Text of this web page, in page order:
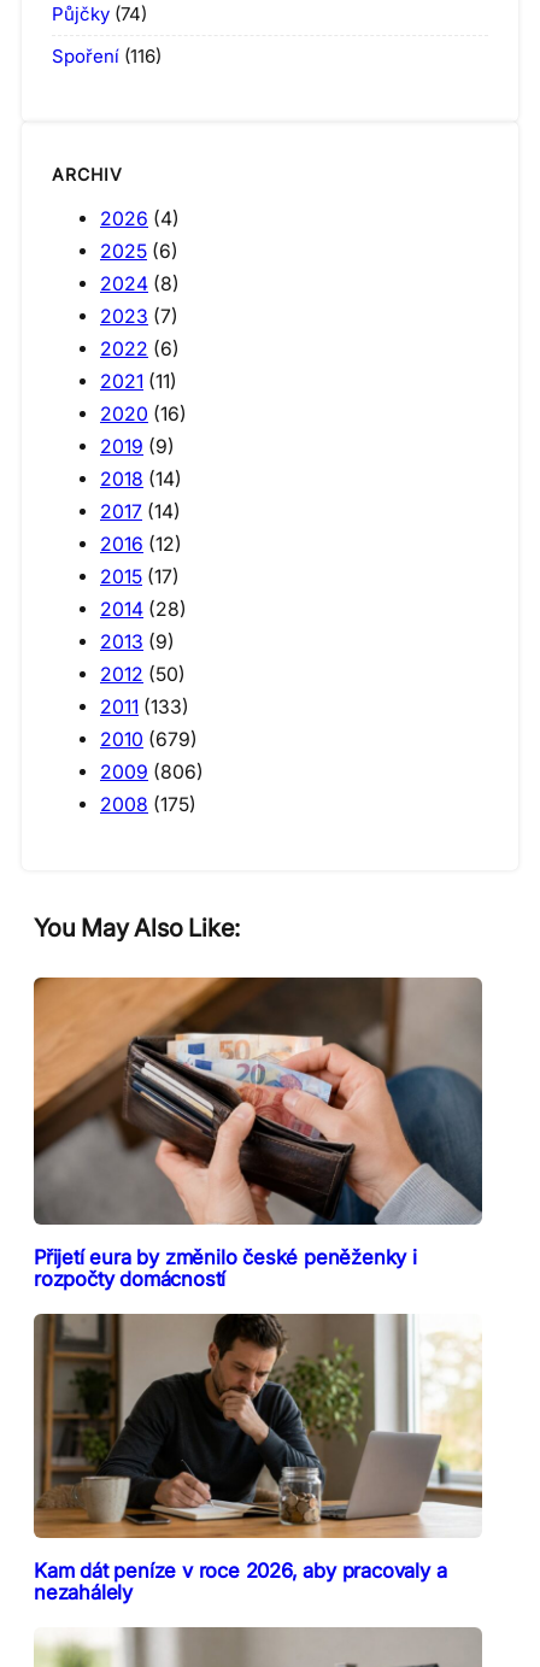
Půjčky (74)
Spoření (116)
ARCHIV
2026 (4)
2025 (6)
2024 (8)
2023 (7)
2022 (6)
2021 (11)
2020 (16)
2019 (9)
2018 (14)
2017 (14)
2016 (12)
2015 (17)
2014 (28)
2013 (9)
2012 (50)
2011 (133)
2010 (679)
2009 (806)
2008 (175)
You May Also Like:
Přijetí eura by změnilo české peněženky i
rozpočty domácností
Kam dát peníze v roce 2026, aby pracovaly a
nezahálely